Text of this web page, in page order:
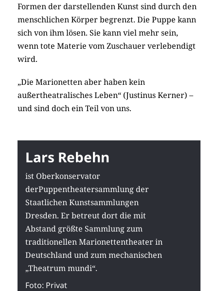
Formen der darstellenden Kunst sind durch den
menschlichen Körper begrenzt. Die Puppe kann
sich von ihm lösen. Sie kann viel mehr sein,
wenn tote Materie vom Zuschauer verlebendigt
wird.
„Die Marionetten aber haben kein
außertheatralisches Leben“ (Justinus Kerner) –
und sind doch ein Teil von uns.
Lars Rebehn
ist Oberkonservator
derPuppentheatersammlung der
Staatlichen Kunstsammlungen
Dresden. Er betreut dort die mit
Abstand größte Sammlung zum
traditionellen Marionettentheater in
Deutschland und zum mechanischen
„Theatrum mundi“.
Foto: Privat